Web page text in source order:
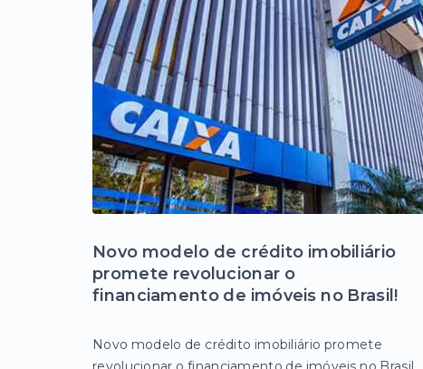
Novo modelo de crédito imobiliário
promete revolucionar o
financiamento de imóveis no Brasil!
Novo modelo de crédito imobiliário promete